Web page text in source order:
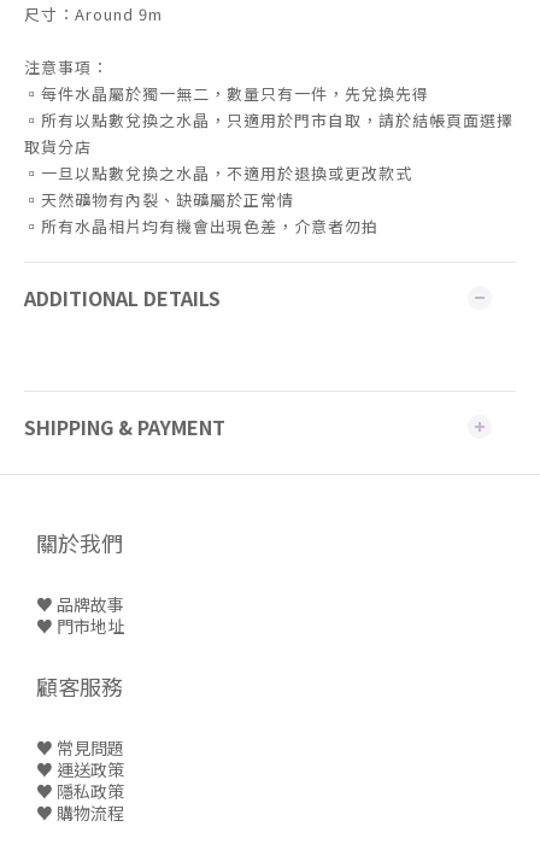
尺寸：Around 9m
注意事項：
▫️每件水晶屬於獨一無二，數量只有一件，先兌換先得
▫️所有以點數兌換之水晶，只適用於門市自取，請於結帳頁面選擇
取貨分店
▫️一旦以點數兌換之水晶，不適用於退換或更改款式
▫️天然礦物有內裂、缺礦屬於正常情
▫️所有水晶相片均有機會出現色差，介意者勿拍
ADDITIONAL DETAILS
SHIPPING & PAYMENT
關於我們
♥ 品牌故事
♥ 門市地址
顧客服務
♥ 常見問題
♥ 運送政策
♥ 隱私政策
♥ 購物流程